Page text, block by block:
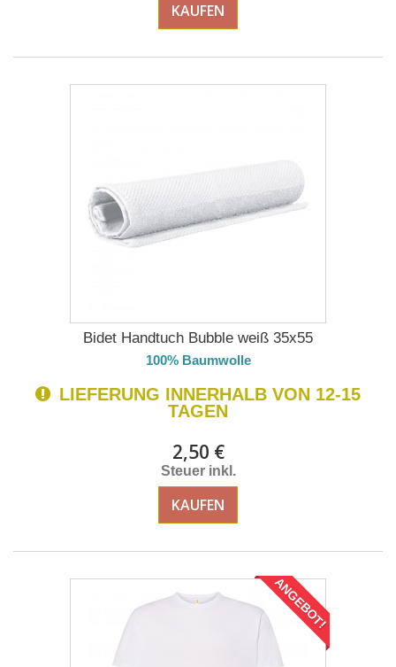
KAUFEN
Bidet Handtuch Bubble weiß 35x55
100% Baumwolle
LIEFERUNG INNERHALB VON 12-15
TAGEN
2,50 €
Steuer inkl.
KAUFEN
ANGEBOT!